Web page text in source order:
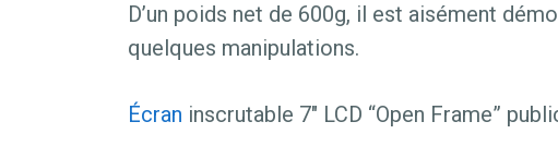
D’un poids net de 600g, il est aisément
quelques manipulations.
Écran inscrutable 7″ LCD “Open Frame”